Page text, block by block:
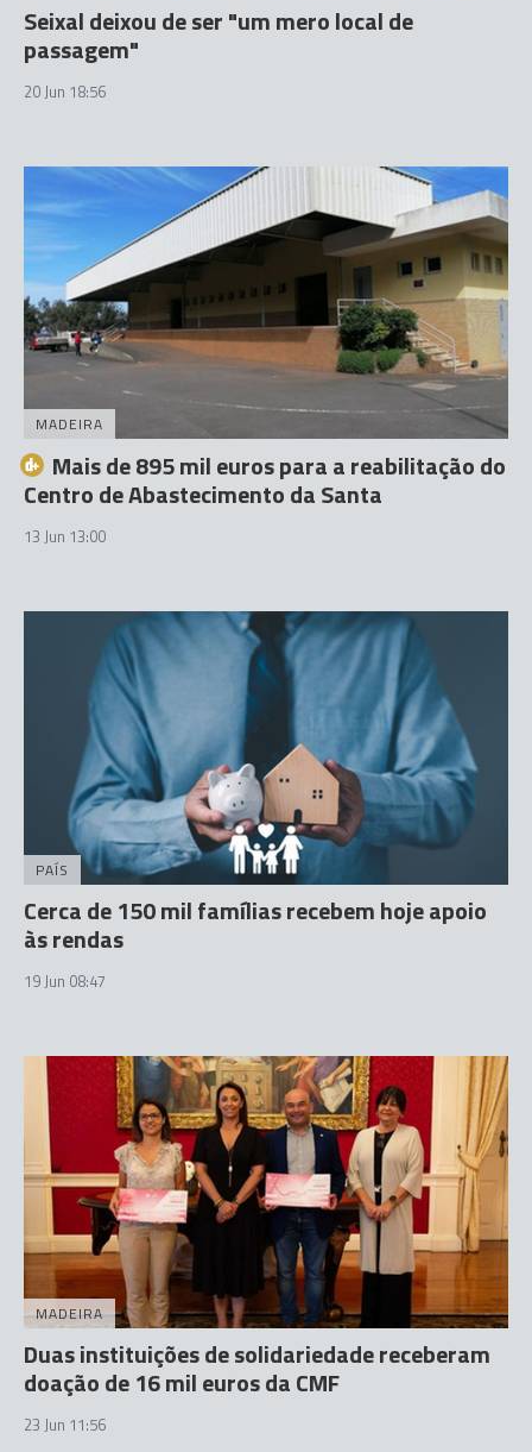
Seixal deixou de ser "um mero local de
passagem"
20 Jun 18:56
MADEIRA
Mais de 895 mil euros para a reabilitação do
Centro de Abastecimento da Santa
13 Jun 13:00
PAÍS
Cerca de 150 mil famílias recebem hoje apoio
às rendas
19 Jun 08:47
MADEIRA
Duas instituições de solidariedade receberam
doação de 16 mil euros da CMF
23 Jun 11:56